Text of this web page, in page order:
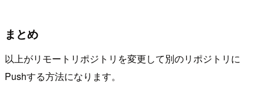
まとめ
以上がリモートリポジトリを変更して別のリポジトリに
Pushする方法になります。